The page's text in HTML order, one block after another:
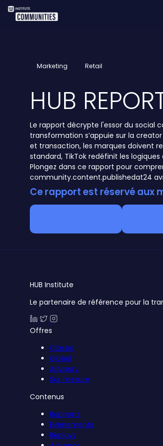
Marketing Retail
HUB
Le rapport décrypte l'essor du social
transformation s’appuie sur la
et transaction, les marques doivent
standard, TikTok redéfinit les
Plongez dans ce rapport pour
community.content.publishedat24
Ce rapport est réservé aux
HUB Institute
Le partenaire de référence pour la
Offres
Classic
Global
Advisory
Sur mesure
Contenus
Rapports
Événements
Replays